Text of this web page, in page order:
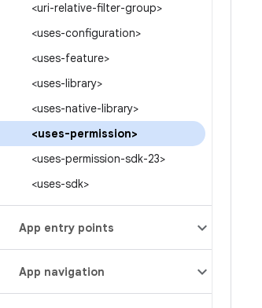
<uri-relative-filter-group>
<uses-configuration>
<uses-feature>
<uses-library>
<uses-native-library>
<uses-permission>
<uses-permission-sdk-23>
<uses-sdk>
App entry points
App navigation